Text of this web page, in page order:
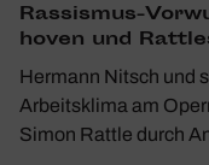
Rassismus-
hoven und
Hermann Nitsch und
Arbeitsklima am
Simon Rattle durch